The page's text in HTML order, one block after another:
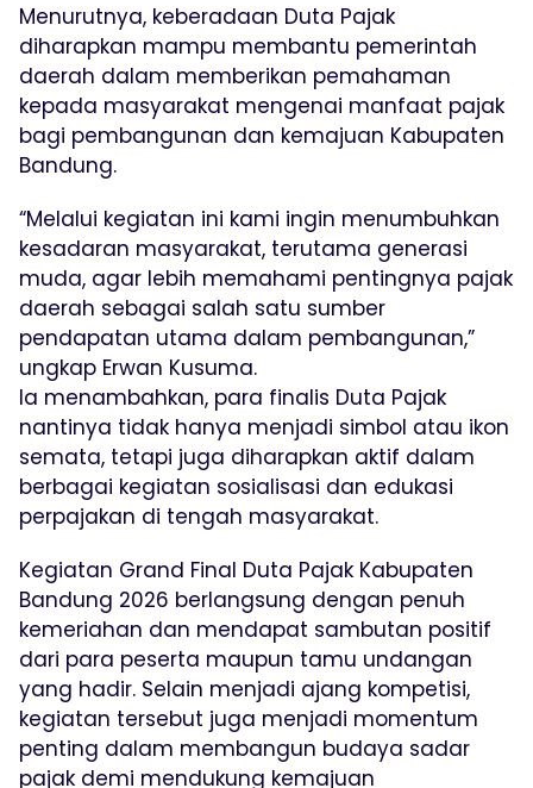
Menurutnya, keberadaan Duta Pajak
diharapkan mampu membantu pemerintah
daerah dalam memberikan pemahaman
kepada masyarakat mengenai manfaat pajak
bagi pembangunan dan kemajuan Kabupaten
Bandung.
“Melalui kegiatan ini kami ingin menumbuhkan
kesadaran masyarakat, terutama generasi
muda, agar lebih memahami pentingnya pajak
daerah sebagai salah satu sumber
pendapatan utama dalam pembangunan,”
ungkap Erwan Kusuma.
Ia menambahkan, para finalis Duta Pajak
nantinya tidak hanya menjadi simbol atau ikon
semata, tetapi juga diharapkan aktif dalam
berbagai kegiatan sosialisasi dan edukasi
perpajakan di tengah masyarakat.
Kegiatan Grand Final Duta Pajak Kabupaten
Bandung 2026 berlangsung dengan penuh
kemeriahan dan mendapat sambutan positif
dari para peserta maupun tamu undangan
yang hadir. Selain menjadi ajang kompetisi,
kegiatan tersebut juga menjadi momentum
penting dalam membangun budaya sadar
pajak demi mendukung kemajuan